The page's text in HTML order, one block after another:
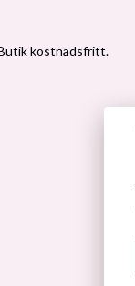
kostnadsfritt.